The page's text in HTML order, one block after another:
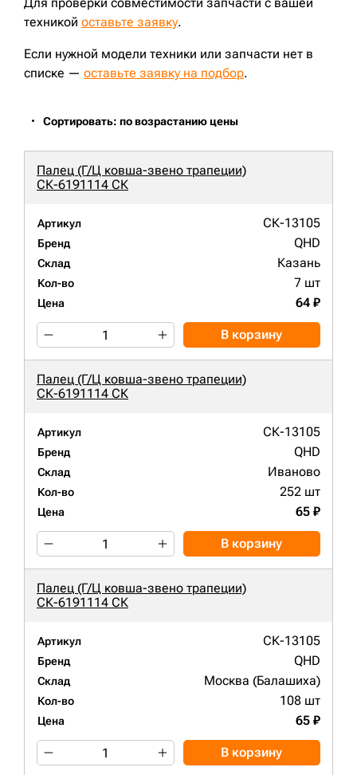
техникой оставьте заявку.
Если нужной модели техники или запчасти нет в
списке — оставьте заявку на подбор.
Сортировать: по возрастанию цены
Палец (Г/Ц ковша-звено трапеции)
СК-6191114 СК
Артикул СК-13105
Бренд QHD
Склад Казань
Кол-во 7 шт
Цена 64 ₽
В корзину
Палец (Г/Ц ковша-звено трапеции)
СК-6191114 СК
Артикул СК-13105
Бренд QHD
Склад Иваново
Кол-во 252 шт
Цена 65 ₽
В корзину
Палец (Г/Ц ковша-звено трапеции)
СК-6191114 СК
Артикул СК-13105
Бренд QHD
Склад Москва (Балашиха)
Кол-во 108 шт
Цена 65 ₽
В корзину